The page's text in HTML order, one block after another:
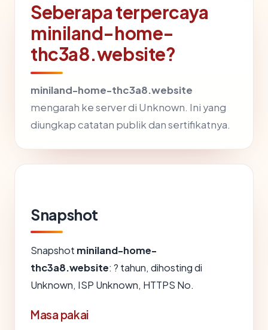
Seberapa terpercaya
miniland-home-
thc3a8.website?
miniland-home-thc3a8.website
mengarah ke server di Unknown. Ini yang
diungkap catatan publik dan sertifikatnya.
Snapshot
Snapshot miniland-home-
thc3a8.website: ? tahun, dihosting di
Unknown, ISP Unknown, HTTPS No.
Masa pakai